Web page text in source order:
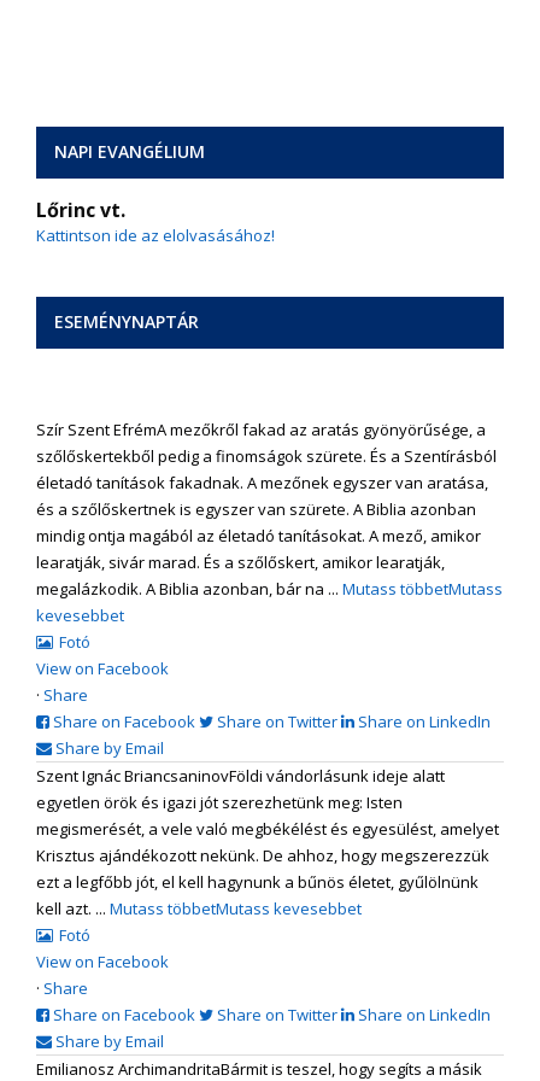
NAPI EVANGÉLIUM
Lőrinc vt.
Kattintson ide az elolvasásához!
ESEMÉNYNAPTÁR
Szír Szent EfrémA mezőkről fakad az aratás gyönyörűsége, a
szőlőskertekből pedig a finomságok szürete. És a Szentírásból
életadó tanítások fakadnak. A mezőnek egyszer van aratása,
és a szőlőskertnek is egyszer van szürete. A Biblia azonban
mindig ontja magából az életadó tanításokat. A mező, amikor
learatják, sivár marad. És a szőlőskert, amikor learatják,
megalázkodik. A Biblia azonban, bár na ... Mutass többetMutass
kevesebbet
Fotó
View on Facebook
· Share
Share on Facebook
Share on Twitter
Share on LinkedIn
Share by Email
Szent Ignác BriancsaninovFöldi vándorlásunk ideje alatt
egyetlen örök és igazi jót szerezhetünk meg: Isten
megismerését, a vele való megbékélést és egyesülést, amelyet
Krisztus ajándékozott nekünk. De ahhoz, hogy megszerezzük
ezt a legfőbb jót, el kell hagynunk a bűnös életet, gyűlölnünk
kell azt. ... Mutass többetMutass kevesebbet
Fotó
View on Facebook
· Share
Share on Facebook
Share on Twitter
Share on LinkedIn
Share by Email
Emilianosz ArchimandritaBármit is teszel, hogy segíts a másik